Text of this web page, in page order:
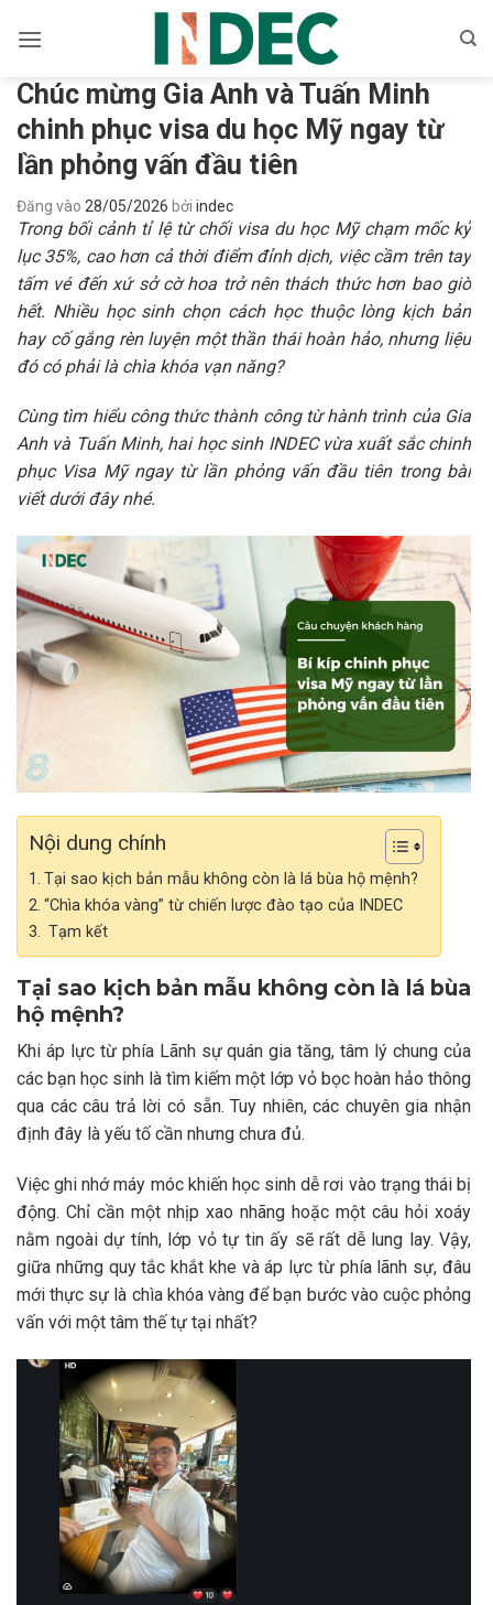
qua
dungChúc mừng Gia Anh và Tuấn Minh
chinh phục visa du học Mỹ ngay từ
lần phỏng vấn đầu tiên
Đăng vào 28/05/2026 bởi indec
Trong bối cảnh tỉ lệ từ chối visa du học Mỹ chạm mốc kỷ
lục 35%, cao hơn cả thời điểm đỉnh dịch, việc cầm trên tay
tấm vé đến xứ sở cờ hoa trở nên thách thức hơn bao giờ
hết. Nhiều học sinh chọn cách học thuộc lòng kịch bản
hay cố gắng rèn luyện một thần thái hoàn hảo, nhưng liệu
đó có phải là chìa khóa vạn năng?
Cùng tìm hiểu công thức thành công từ hành trình của Gia
Anh và Tuấn Minh, hai học sinh INDEC vừa xuất sắc chinh
phục Visa Mỹ ngay từ lần phỏng vấn đầu tiên trong bài
viết dưới đây nhé.
Nội dung chính
Tại sao kịch bản mẫu không còn là lá bùa hộ mệnh?
“Chìa khóa vàng” từ chiến lược đào tạo của INDEC
Tạm kết
Tại sao kịch bản mẫu không còn là lá bùa
hộ mệnh?
Khi áp lực từ phía Lãnh sự quán gia tăng, tâm lý chung của
các bạn học sinh là tìm kiếm một lớp vỏ bọc hoàn hảo thông
qua các câu trả lời có sẵn. Tuy nhiên, các chuyên gia nhận
định đây là yếu tố cần nhưng chưa đủ.
Việc ghi nhớ máy móc khiến học sinh dễ rơi vào trạng thái bị
động. Chỉ cần một nhịp xao nhãng hoặc một câu hỏi xoáy
nằm ngoài dự tính, lớp vỏ tự tin ấy sẽ rất dễ lung lay. Vậy,
giữa những quy tắc khắt khe và áp lực từ phía lãnh sự, đâu
mới thực sự là chìa khóa vàng để bạn bước vào cuộc phỏng
vấn với một tâm thế tự tại nhất?